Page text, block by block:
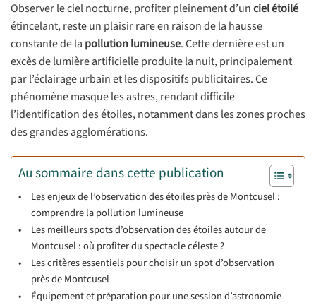
Observer le ciel nocturne, profiter pleinement d’unciel étoilé
étincelant, reste un plaisir rare en raison de la hausse
constante de la pollution lumineuse. Cette dernière est un
excès de lumière artificielle produite la nuit, principalement
par l’éclairage urbain et les dispositifs publicitaires. Ce
phénomène masque les astres, rendant difficile
l’identification des étoiles, notamment dans les zones proches
des grandes agglomérations.
Au sommaire dans cette publication
Les enjeux de l’observation des étoiles près de Montcusel :
comprendre la pollution lumineuse
Les meilleurs spots d’observation des étoiles autour de
Montcusel : où profiter du spectacle céleste ?
Les critères essentiels pour choisir un spot d’observation
près de Montcusel
Équipement et préparation pour une session d’astronomie